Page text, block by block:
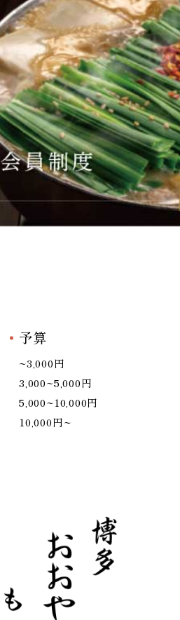
予算
~3,000円
3,000~5,000円
5,000~10,000円
10,000円~